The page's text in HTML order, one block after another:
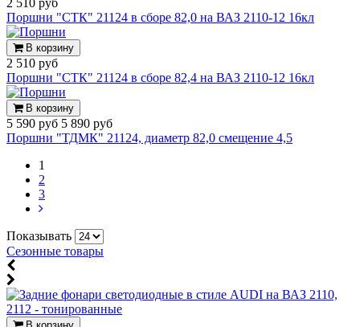
Поршни "СТК" 21124 в сборе 82,0 на ВАЗ 2110-12 16кл
В корзину
2 510 руб
Поршни "СТК" 21124 в сборе 82,4 на ВАЗ 2110-12 16кл
В корзину
5 590 руб 5 890 руб
Поршни "ТДМК" 21124, диаметр 82,0 смещение 4,5
1
2
3
Показывать
Сезонные товары